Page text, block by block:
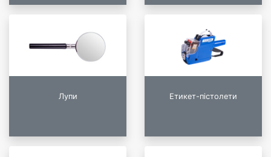
Лупи Етикет-пістолети